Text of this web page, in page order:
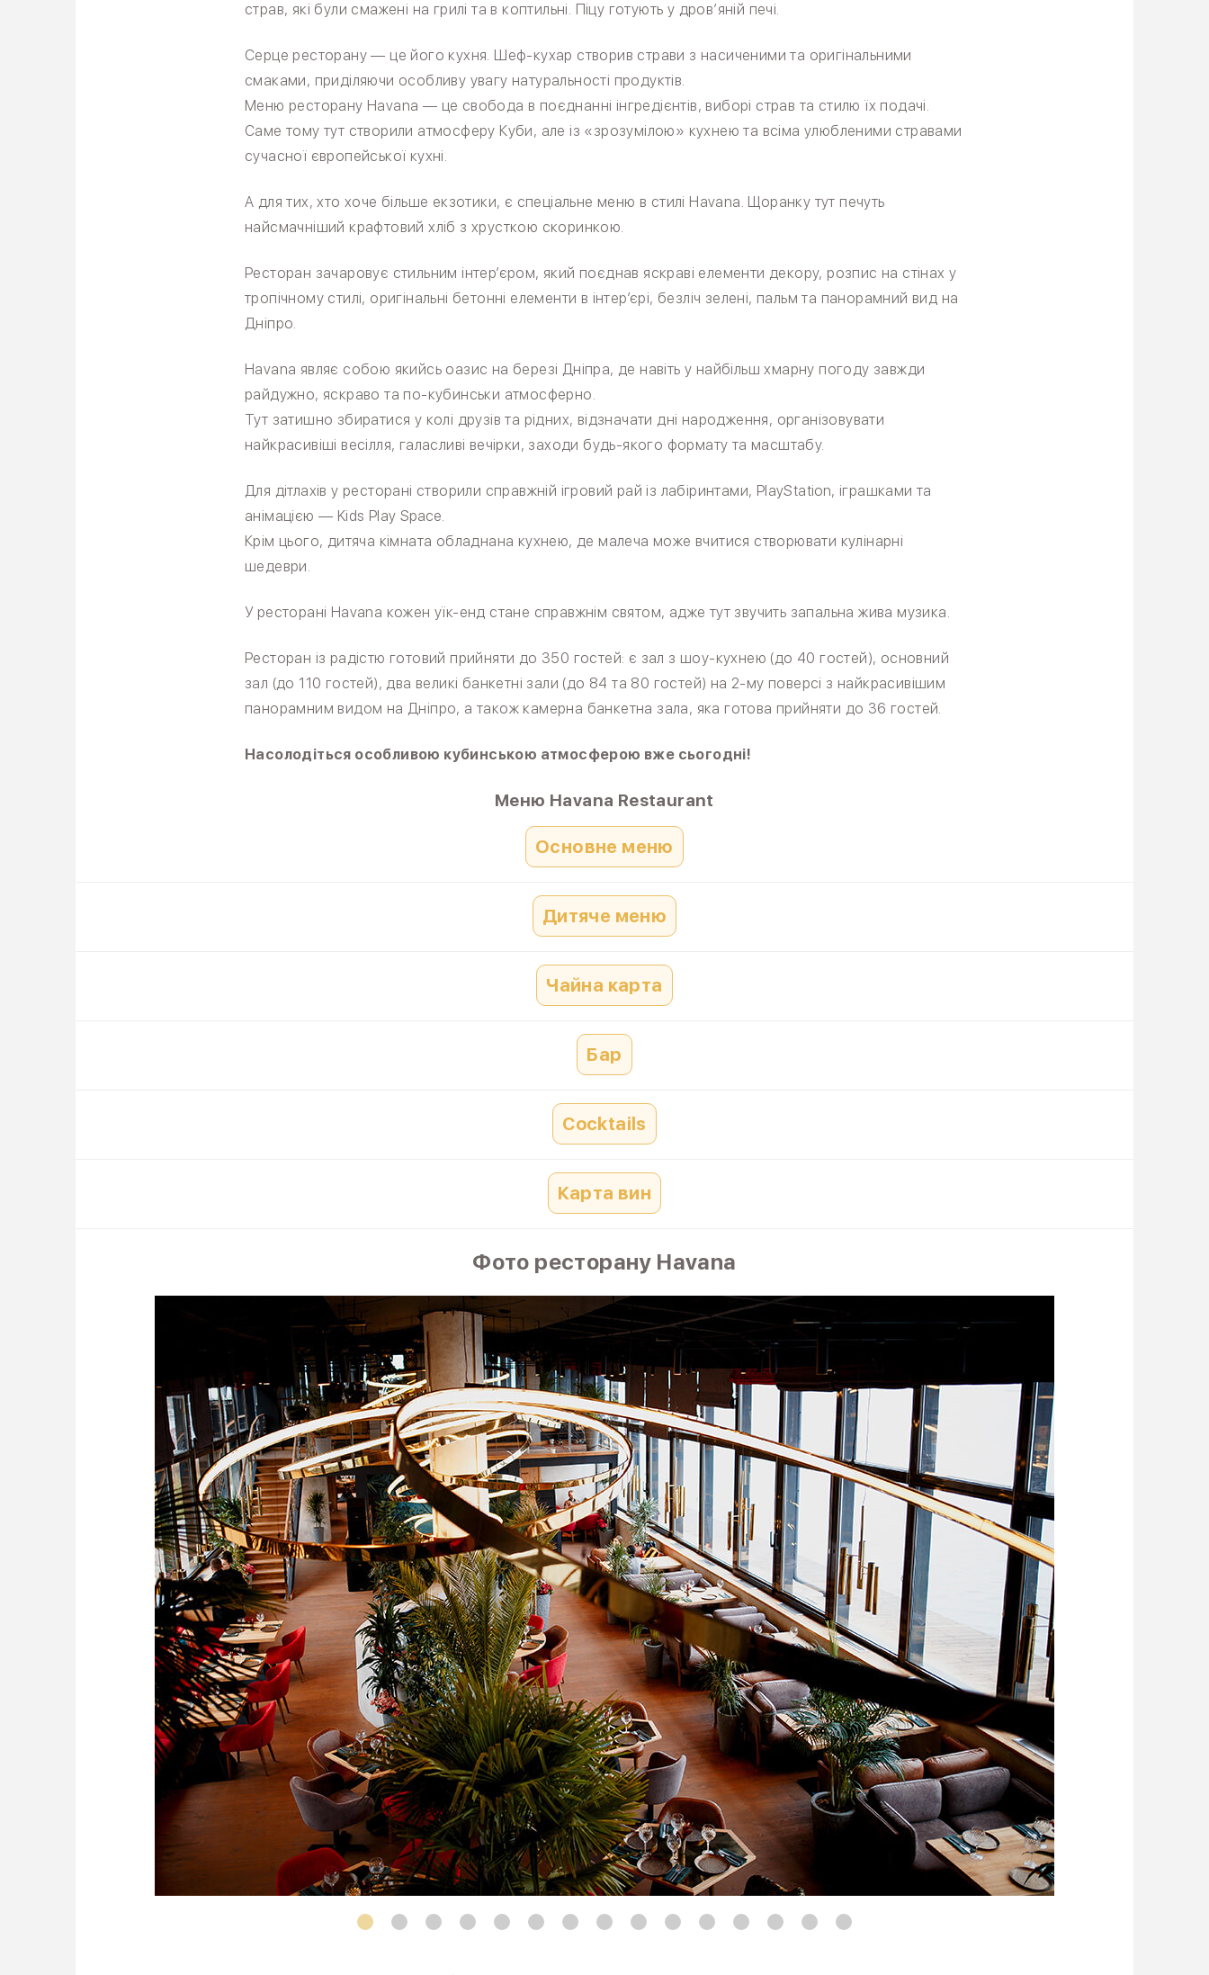
страв, які були смажені на грилі та в коптильні. Піцу готують у дров’яній печі.
Серце ресторану — це його кухня. Шеф-кухар створив страви з насиченими та оригінальними
смаками, приділяючи особливу увагу натуральності продуктів.
Меню ресторану Havana — це свобода в поєднанні інгредієнтів, виборі страв та стилю їх подачі.
Саме тому тут створили атмосферу Куби, але із «зрозумілою» кухнею та всіма улюбленими стравами
сучасної європейської кухні.
А для тих, хто хоче більше екзотики, є спеціальне меню в стилі Havana. Щоранку тут печуть
найсмачніший крафтовий хліб з хрусткою скоринкою.
Ресторан зачаровує стильним інтер’єром, який поєднав яскраві елементи декору, розпис на стінах у
тропічному стилі, оригінальні бетонні елементи в інтер’єрі, безліч зелені, пальм та панорамний вид на
Дніпро.
Havana являє собою якийсь оазис на березі Дніпра, де навіть у найбільш хмарну погоду завжди
райдужно, яскраво та по-кубинськи атмосферно.
Тут затишно збиратися у колі друзів та рідних, відзначати дні народження, організовувати
найкрасивіші весілля, галасливі вечірки, заходи будь-якого формату та масштабу.
Для дітлахів у ресторані створили справжній ігровий рай із лабіринтами, PlayStation, іграшками та
анімацією — Kids Play Space.
Крім цього, дитяча кімната обладнана кухнею, де малеча може вчитися створювати кулінарні
шедеври.
У ресторані Havana кожен уїк-енд стане справжнім святом, адже тут звучить запальна жива музика.
Ресторан із радістю готовий прийняти до 350 гостей: є зал з шоу-кухнею (до 40 гостей), основний
зал (до 110 гостей), два великі банкетні зали (до 84 та 80 гостей) на 2-му поверсі з найкрасивішим
панорамним видом на Дніпро, а також камерна банкетна зала, яка готова прийняти до 36 гостей.
Насолодіться особливою кубинською атмосферою вже сьогодні!
Меню Havana Restaurant
Основне меню
Дитяче меню
Чайна карта
Бар
Сocktails
Карта вин
Фото ресторану Havana